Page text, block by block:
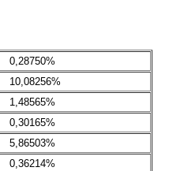
0,28750%
10,08256%
1,48565%
0,30165%
5,86503%
0,36214%